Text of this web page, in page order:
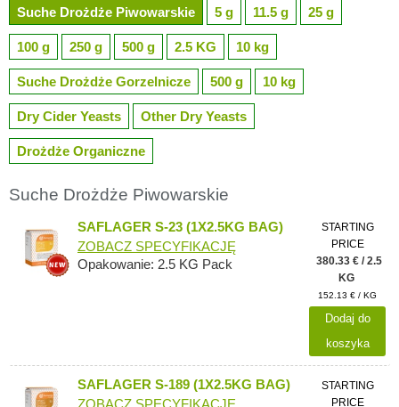
Suche Drożdże Piwowarskie 5 g 11.5 g 25 g
100 g 250 g 500 g 2.5 KG 10 kg
Suche Drożdże Gorzelnicze 500 g 10 kg
Dry Cider Yeasts Other Dry Yeasts
Drożdże Organiczne
Suche Drożdże Piwowarskie
SAFLAGER S-23 (1X2.5KG BAG)
ZOBACZ SPECYFIKACJĘ
Opakowanie: 2.5 KG Pack
STARTING
PRICE
380.33 € / 2.5
KG
152.13 € / KG
Dodaj do
koszyka
SAFLAGER S-189 (1X2.5KG BAG)
ZOBACZ SPECYFIKACJĘ
STARTING
PRICE